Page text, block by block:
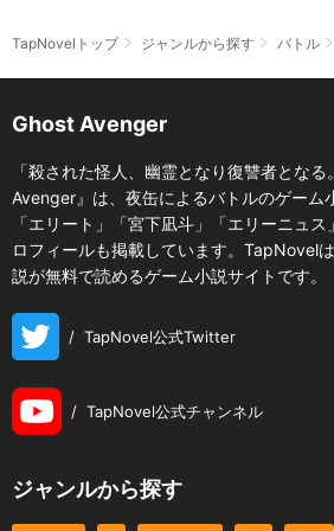
TapNovelトップ ジャンルから探す バトル
Ghost Avenger
「殺された怪人、幽霊となり復讐者とな
Avenger』は、夜缶によるバトルのゲーム
「エリート」「宮下凪斗」「エリーニュ
ロフィールも掲載しています。TapNovel
説が無料で読めるゲーム小説サイトです。
/ TapNovel公式Twitter
/ TapNovel公式チャンネル
ジャンルから探す